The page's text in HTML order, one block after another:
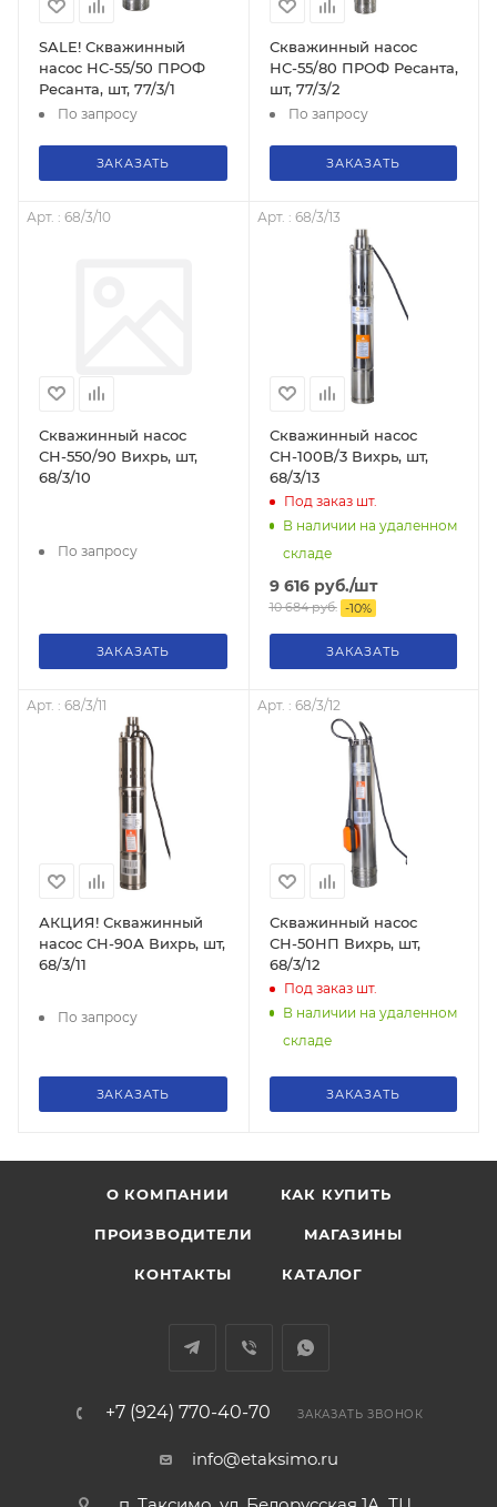
SALE! Скважинный
насос НС-55/50 ПРОФ
Ресанта, шт, 77/3/1
По запросу
ЗАКАЗАТЬ
Скважинный насос
НС-55/80 ПРОФ Ресанта,
шт, 77/3/2
По запросу
ЗАКАЗАТЬ
Арт. : 68/3/10
Скважинный насос
СН-550/90 Вихрь, шт,
68/3/10
По запросу
ЗАКАЗАТЬ
Арт. : 68/3/13
Скважинный насос
СН-100B/3 Вихрь, шт,
68/3/13
Под заказшт.
В наличии на удаленном
складе
9 616руб./шт
10 684руб. -10%
ЗАКАЗАТЬ
Арт. : 68/3/11
АКЦИЯ! Скважинный
насос СН-90А Вихрь, шт,
68/3/11
По запросу
ЗАКАЗАТЬ
Арт. : 68/3/12
Скважинный насос
СН-50НП Вихрь, шт,
68/3/12
Под заказшт.
В наличии на удаленном
складе
ЗАКАЗАТЬ
О КОМПАНИИ КАК КУПИТЬ
ПРОИЗВОДИТЕЛИ МАГАЗИНЫ
КОНТАКТЫ КАТАЛОГ
+7 (924) 770-40-70 ЗАКАЗАТЬ ЗВОНОК
info@etaksimo.ru